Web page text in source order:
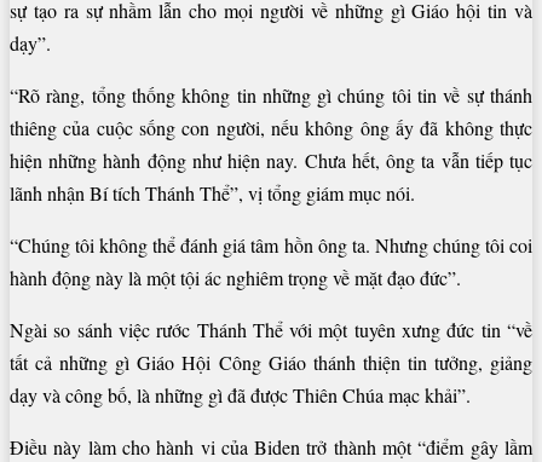
sự tạo ra sự nhầm lẫn cho mọi người về những gì Giáo hội tin và
dạy”.
“Rõ ràng, tổng thống không tin những gì chúng tôi tin về sự thánh
thiêng của cuộc sống con người, nếu không ông ấy đã không thực
hiện những hành động như hiện nay. Chưa hết, ông ta vẫn tiếp tục
lãnh nhận Bí tích Thánh Thể”, vị tổng giám mục nói.
“Chúng tôi không thể đánh giá tâm hồn ông ta. Nhưng chúng tôi coi
hành động này là một tội ác nghiêm trọng về mặt đạo đức”.
Ngài so sánh việc rước Thánh Thể với một tuyên xưng đức tin “về
tất cả những gì Giáo Hội Công Giáo thánh thiện tin tưởng, giảng
dạy và công bố, là những gì đã được Thiên Chúa mạc khải”.
Điều này làm cho hành vi của Biden trở thành một “điểm gây lầm